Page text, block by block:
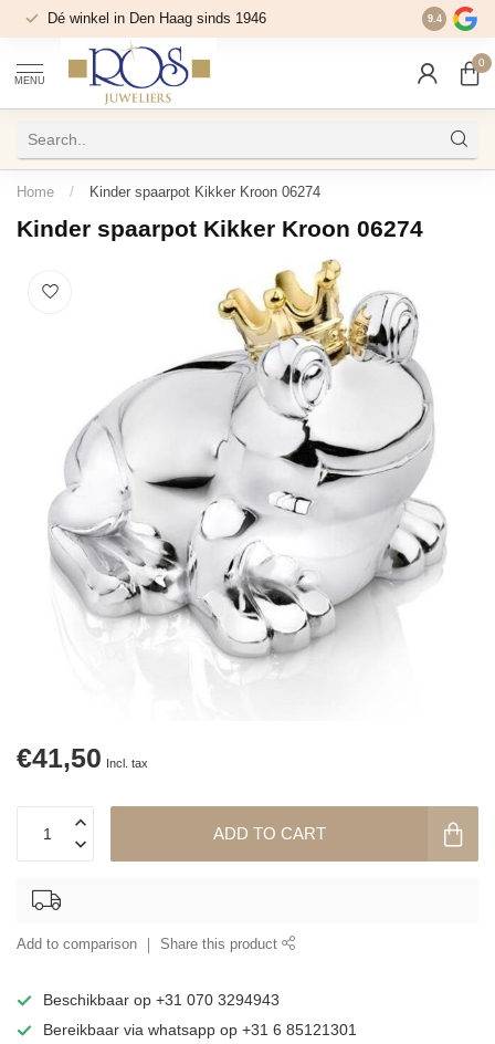
Dé winkel in Den Haag sinds 1946 9.4
MENU
0
Home / Kinder spaarpot Kikker Kroon 06274
Kinder spaarpot Kikker Kroon 06274
€41,50 Incl. tax
ADD TO CART
Add to comparison Share this product
Beschikbaar op +31 070 3294943
Bereikbaar via whatsapp op +31 6 85121301